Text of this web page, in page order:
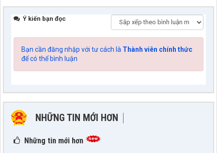
Ý kiến bạn đọc
Bạn cần đăng nhập với tư cách là Thành viên chính thức
để có thể bình luận
NHỮNG TIN MỚI HƠN
NHỮNG TIN CŨ HƠN
Những tin mới hơn